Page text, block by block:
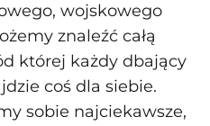
wojskowego
znaleźć całą
której każdy dbający
coś dla siebie.
sobie najciekawsze,